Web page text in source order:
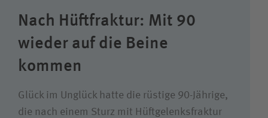
Nach Hüftfraktur: Mit 90
wieder auf die Beine
kommen
Glück im Unglück hatte die rüstige 90-Jährige,
die nach einem Sturz mit Hüftgelenksfraktur